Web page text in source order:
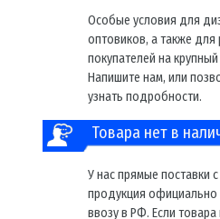
Особые условия для
оптовиков, а также для
покупателей на
Напишите нам, или
узнать подробности.
Товара нет в
У нас прямые поставки
продукция официально
ввозу в РФ. Если